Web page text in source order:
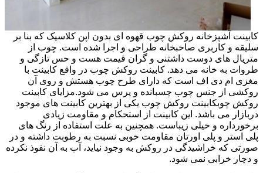
کابینت آشپزخانه روکش چوب قهوه ای بدون اپن کلاسیک که بنا بر
سلیقه و کاربری صاحبخانه طراحی و اجرا شده است. چوب از
متریال های دوست داشتنی و گران قیمت هست و حس تازگی و
طروات به خانه می دهد. کابینت روکش چوب در واقع کابینت با
مغزی ام دی اف است که دارای طرح چوب هستش و روی آن
روکشی از جنس چوب چسبانده و پرس می شود.مزایای کابینت
روکش چوبکابینت روکش چوب یکی از بهترین کابینت های موجود
دربازار می باشد. این کابینت از استحکام و مقاومت زیادی
برخورداره و خیلی زیباست. همچنین به علت استفاده از رنگ های
پلی استر و پلی اورتان مقاومت خوبی نسبت به رطوبت داشته و در
صورتی که خراشیدگی در روکش به وجود نیاید، آب به آن نفوذ نکرده
و دچار خرابی نمی شود.